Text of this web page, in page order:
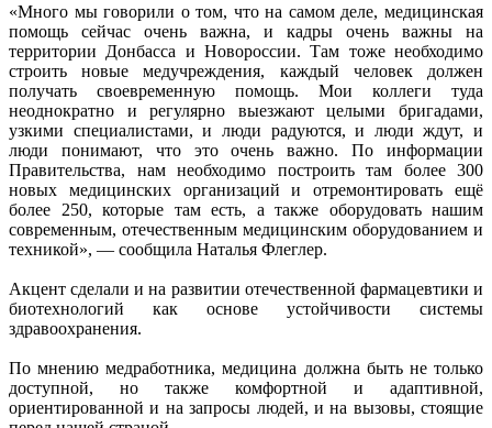
«Много мы говорили о том, что на самом деле, медицинская
помощь сейчас очень важна, и кадры очень важны на
территории Донбасса и Новороссии. Там тоже необходимо
строить новые медучреждения, каждый человек должен
получать своевременную помощь. Мои коллеги туда
неоднократно и регулярно выезжают целыми бригадами,
узкими специалистами, и люди радуются, и люди ждут, и
люди понимают, что это очень важно. По информации
Правительства, нам необходимо построить там более 300
новых медицинских организаций и отремонтировать ещё
более 250, которые там есть, а также оборудовать нашим
современным, отечественным медицинским оборудованием и
техникой», — сообщила Наталья Флеглер.
Акцент сделали и на развитии отечественной фармацевтики и
биотехнологий как основе устойчивости системы
здравоохранения.
По мнению медработника, медицина должна быть не только
доступной, но также комфортной и адаптивной,
ориентированной и на запросы людей, и на вызовы, стоящие